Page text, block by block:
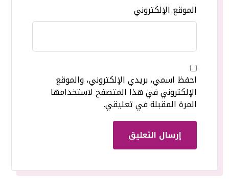
الموقع الإلكتروني
احفظ اسمي، بريدي الإلكتروني، والموقع
الإلكتروني في هذا المتصفح لاستخدامها
المرة المقبلة في تعليقي.
إرسال التعليق